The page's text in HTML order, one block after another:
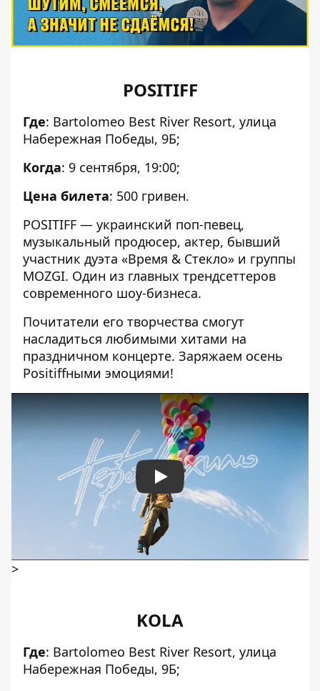
POSITIFF
Где: Bartolomeo Best River Resort, улица
Набережная Победы, 9Б;
Когда: 9 сентября, 19:00;
Цена билета: 500 гривен.
POSITIFF — украинский поп-певец,
музыкальный продюсер, актер, бывший
участник дуэта «Время & Стекло» и группы
MOZGI. Один из главных трендсеттеров
современного шоу-бизнеса.
Почитатели его творчества смогут
насладиться любимыми хитами на
праздничном концерте. Заряжаем осень
Positiffными эмоциями!
Play
>
KOLA
Где: Bartolomeo Best River Resort, улица
Набережная Победы, 9Б;